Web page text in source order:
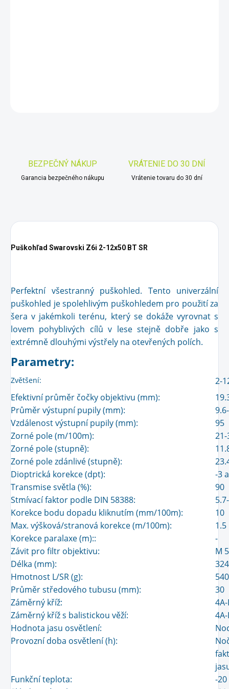
BEZPEČNÝ NÁKUP
Garancia bezpečného nákupu
VRÁTENIE DO 30 DNÍ
Vrátenie tovaru do 30 dní
Puškohľad Swarovski Z6i 2-12x50 BT SR
Perfektní všestranný puškohled. Tento univerzální
puškohled je spolehlivým puškohledem pro použití za
šera v jakémkoli terénu, který se dokáže vyrovnat s
lovem pohyblivých cílů v lese stejně dobře jako s
extrémně dlouhými výstřely na otevřených polích.
Parametry:
Zvětšení:
2-
Efektivní průměr čočky objektivu (mm):
Průměr výstupní pupily (mm):
Vzdálenost výstupní pupily (mm):
95
Zorné pole (m/100m):
21-
Zorné pole (stupně):
Zorné pole zdánlivé (stupně):
Dioptrická korekce (dpt):
-3
Transmise světla (%):
90
Stmívací faktor podle DIN 58388:
Korekce bodu dopadu kliknutím (mm/100m):
10
Max. výšková/stranová korekce (m/100m):
1.5
Korekce paralaxe (m)::
-
Závit pro filtr objektivu:
M
Délka (mm):
324
Hmotnost L/SR (g):
Průměr středového tubusu (mm):
30
Záměrný kříž:
Záměrný kříž s balistickou věží:
Hodnota jasu osvětlení:
Provozní doba osvětlení (h):
Funkční teplota:
-20